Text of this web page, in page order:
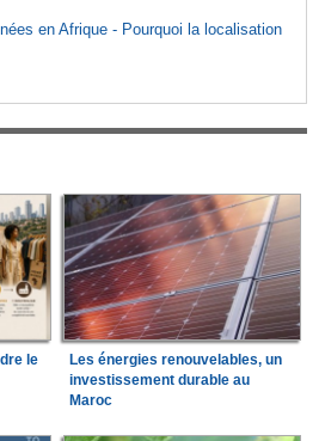
en Afrique - Pourquoi la localisation
le
Les énergies renouvelables, un
investissement durable au
Maroc